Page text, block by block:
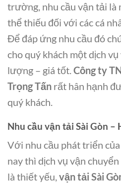
trường, nhu cầu vận tải là
thể thiếu đối với các cá
Để đáp ứng nhu cầu đó
cho quý khách một dịch
lượng – giá tốt.Công ty
Trọng Tấn rất hân hạnh
quý khách.
Nhu cầu vận tải Sài Gòn –
Với nhu cầu phát triển
nay thì dịch vụ vận
là thiết yếu,vận tải Sài